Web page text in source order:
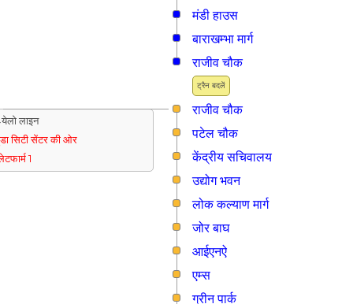
मंडी हाउस
बाराखम्भा मार्ग
ट्रैन बदलें
राजीव चौक
राजीव चौक
लाइन
सिटी सेंटर की ओर
1
पटेल चौक
केंद्रीय सचिवालय
उद्योग भवन
लोक कल्याण मार्ग
जोर बाघ
आईएनऐ
एम्स
ग्रीन पार्क